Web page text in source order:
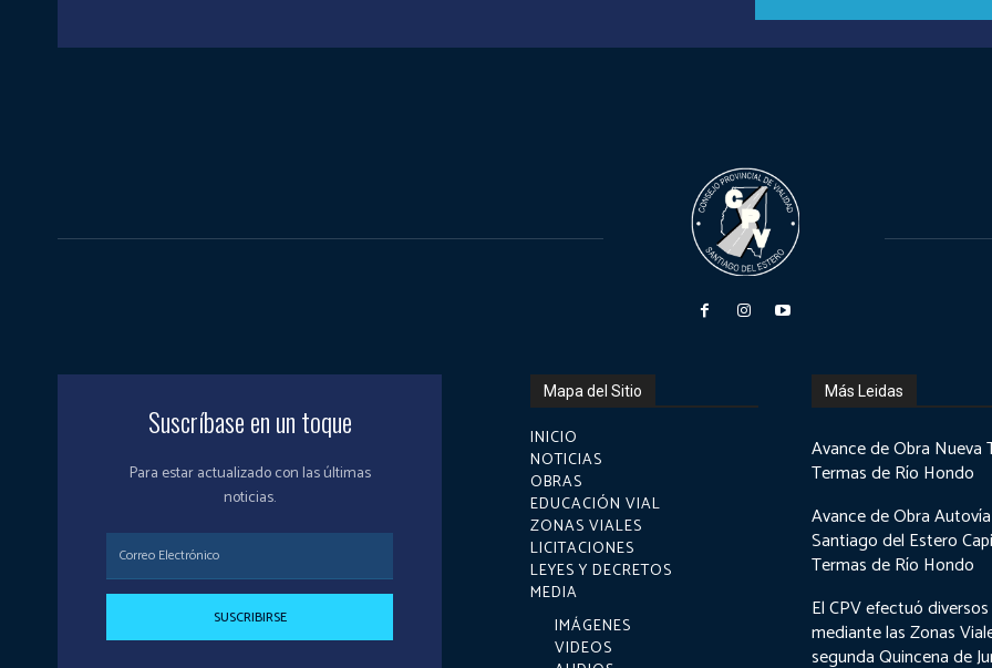
Suscríbase en un toque
Para estar actualizado con las últimas
noticias.
SUSCRIBIRSE
Mapa del Sitio
INICIO
NOTICIAS
OBRAS
EDUCACIÓN VIAL
ZONAS VIALES
LICITACIONES
LEYES Y DECRETOS
MEDIA
IMÁGENES
VIDEOS
Más Leidas
Avance de Obra Nueva
Termas de Río Hondo
Avance de Obra Autovía
Santiago del Estero
Termas de Río Hondo
El CPV efectuó
mediante las Zonas
segunda Quincena de